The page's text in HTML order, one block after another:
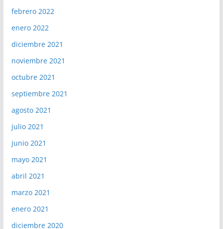
febrero 2022
enero 2022
diciembre 2021
noviembre 2021
octubre 2021
septiembre 2021
agosto 2021
julio 2021
junio 2021
mayo 2021
abril 2021
marzo 2021
enero 2021
diciembre 2020